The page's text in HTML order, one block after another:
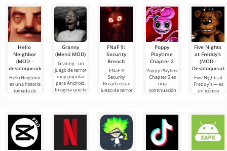
Hello
Neighbor
(MOD -
desbloqueado)
Hello Neighbor
es una historia
tomada de
en gráficos 3D,
para
Granny
(Menú MOD)
Granny - un
juego de terror
muy popular
para Android.
Imagina que te
FNaF 9:
Security
Breach
FNaF 9:
Security
Breach es un
juego de terror
confort
Poppy
Playtime
Chapter 2
Poppy Playtime
Chapter 2 es
una
continuación
que
Five Nights
at Freddy's
(MOD -
Five Nights at
Freddy's — es
un icónico
por Scott